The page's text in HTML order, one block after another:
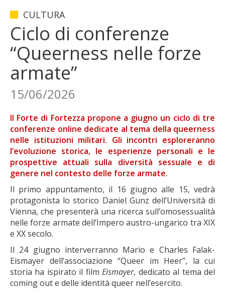
CULTURA
Ciclo di conferenze
“Queerness nelle forze
armate”
15/06/2026
Il Forte di Fortezza propone a giugno un ciclo di tre
conferenze online dedicate al tema della queerness
nelle istituzioni militari. Gli incontri esploreranno
l’evoluzione storica, le esperienze personali e le
prospettive attuali sulla diversità sessuale e di
genere nel contesto delle forze armate.
Il primo appuntamento, il 16 giugno alle 15, vedrà
protagonista lo storico Daniel Gunz dell’Università di
Vienna, che presenterà una ricerca sull’omosessualità
nelle forze armate dell’Impero austro-ungarico tra XIX
e XX secolo.
Il 24 giugno interverranno Mario e Charles Falak-
Eismayer dell’associazione “Queer im Heer”, la cui
storia ha ispirato il filmEismayer, dedicato al tema del
coming out e delle identità queer nell’esercito.